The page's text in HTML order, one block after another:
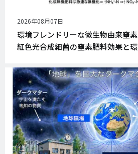
公
開
日
2026年08月07日
環境フレンドリーな微生物由来窒
紅色光合成細菌の窒素肥料効果と